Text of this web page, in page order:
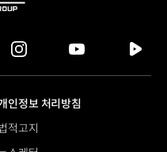
instagram
tv
인정보 처리방침
적고지